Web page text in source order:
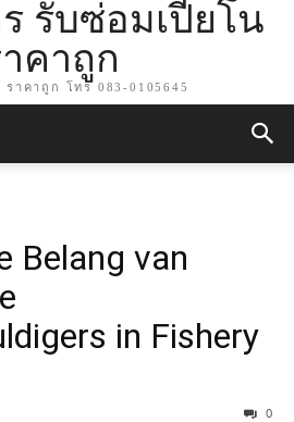
รับซ่อมเปียโน
คาถูก
ราคาถูก โทร 083-0105645
Belang van
in Fishery
0